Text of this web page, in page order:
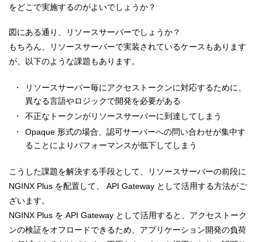
をどこで実施するのがよいでしょうか？
図にある通り、リソースサーバーでしょうか？
もちろん、リソースサーバーで実装されているケースもあります
が、以下のような課題もあります。
リソースサーバー毎にアクセストークンに対応するために、
異なる言語やロジックで開発を必要がある
不正なトークンがリソースサーバーに到達してしまう
Opaque 形式の場合、認可サーバーへの問い合わせが集中す
ることによりパフォーマンスが低下してしまう
こうした課題を解決する手段として、リソースサーバーの前段に
NGINX Plus を配置して、 API Gateway として活用する方法がご
ざいます。
NGINX Plus を API Gateway として活用すると、アクセストーク
ンの検証をオフロードできるため、アプリケーション開発の負荷